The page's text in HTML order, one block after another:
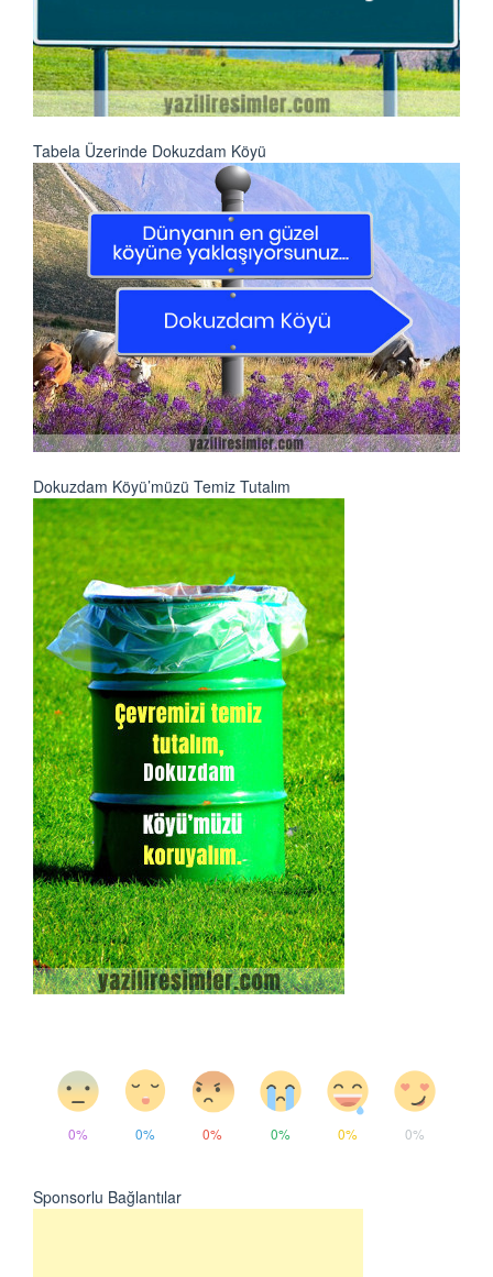
Tabela Üzerinde Dokuzdam Köyü
Dokuzdam Köyü’müzü Temiz Tutalım
0% 0% 0% 0% 0% 0%
Sponsorlu Bağlantılar